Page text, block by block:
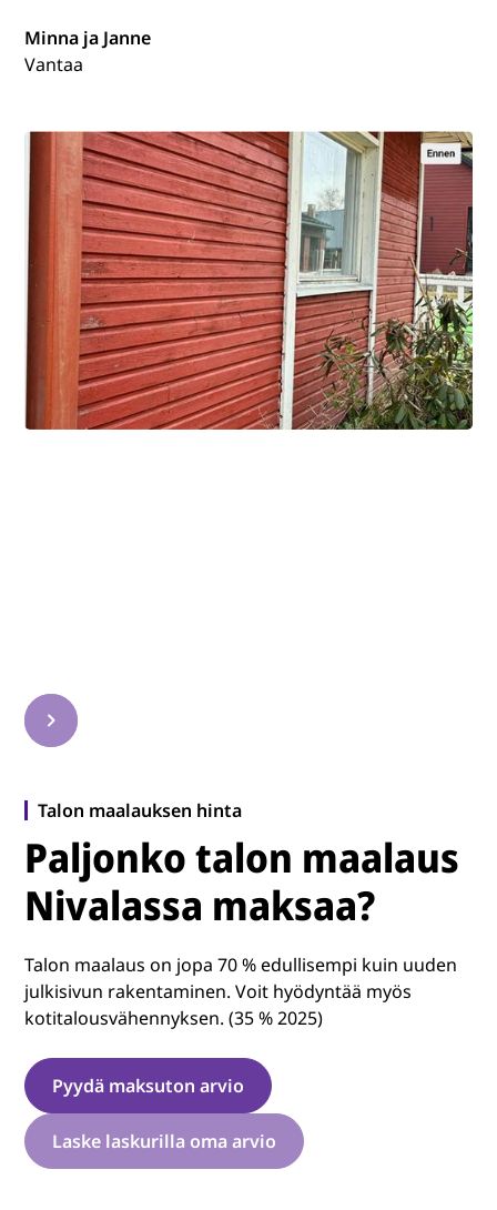
Minna ja Janne
Vantaa
Talon maalauksen hinta
Paljonko talon maalaus
Nivalassa maksaa?
Talon maalaus on jopa 70 % edullisempi kuin uuden
julkisivun rakentaminen. Voit hyödyntää myös
kotitalousvähennyksen. (35 % 2025)
Pyydä maksuton arvio
Laske laskurilla oma arvio